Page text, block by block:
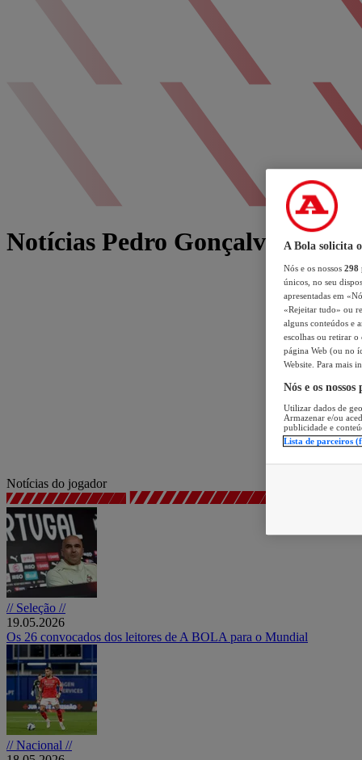
Notícias Pedro Gonçalves
Notícias do jogador
// Seleção //
19.05.2026
Os 26 convocados dos leitores de A BOLA para o Mundial
// Nacional //
A Bola solicita
Nós e os nossos 298
únicos, no seu
apresentadas em
«Rejeitar tudo» ou
alguns conteúdos e
escolhas ou retirar
página Web (ou no
Website. Para mais
Nós e os
Utilizar dados de
Armazenar e/ou
publicidade e
Lista de parceiros